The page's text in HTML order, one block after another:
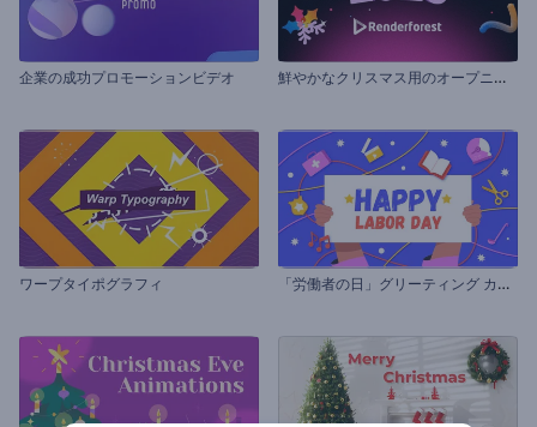
企業の成功プロモーションビデオ 鮮
やかなクリスマス用のオープニング動画
ワープタイポグラフィ 「
労働者の日」グリーティング カード